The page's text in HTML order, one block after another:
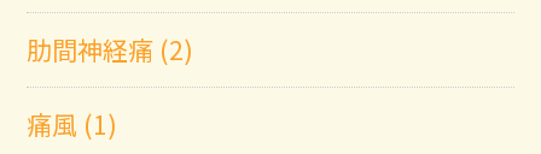
肋間神経痛 (2)
痛風 (1)